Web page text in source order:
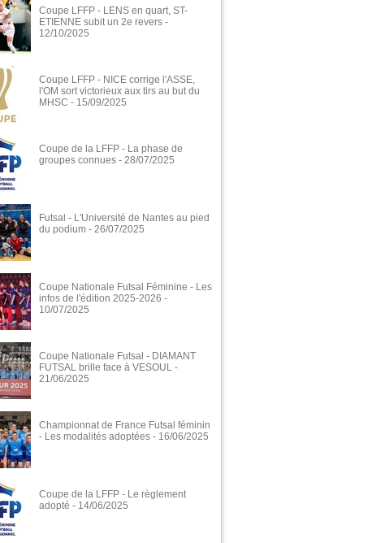
Coupe LFFP - LENS en quart, ST-
ETIENNE subit un 2e revers -
12/10/2025
Coupe LFFP - NICE corrige l'ASSE,
l'OM sort victorieux aux tirs au but du
MHSC - 15/09/2025
Coupe de la LFFP - La phase de
groupes connues - 28/07/2025
Futsal - L'Université de Nantes au pied
du podium - 26/07/2025
Coupe Nationale Futsal Féminine - Les
infos de l'édition 2025-2026 -
10/07/2025
Coupe Nationale Futsal - DIAMANT
FUTSAL brille face à VESOUL -
21/06/2025
Championnat de France Futsal féminin
- Les modalités adoptées - 16/06/2025
Coupe de la LFFP - Le règlement
adopté - 14/06/2025